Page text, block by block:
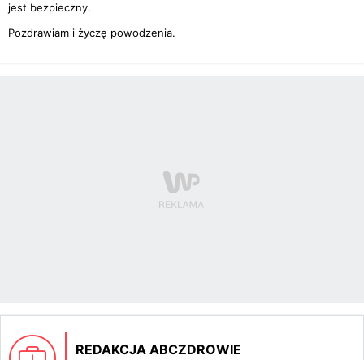
jest bezpieczny.
Pozdrawiam i życzę powodzenia.
REDAKCJA ABCZDROWIE